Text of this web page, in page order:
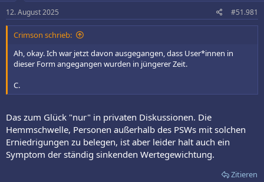
m
12. August 2025 #51.981
Crimson schrieb:
Ah, okay. Ich war jetzt davon ausgegangen, dass User*innen in
dieser Form angegangen wurden in jüngerer Zeit.
C.
Das zum Glück "nur" in privaten Diskussionen. Die
Hemmschwelle, Personen außerhalb des PSWs mit solchen
Erniedrigungen zu belegen, ist aber leider halt auch ein
Symptom der ständig sinkenden Wertegewichtung.
Zitieren